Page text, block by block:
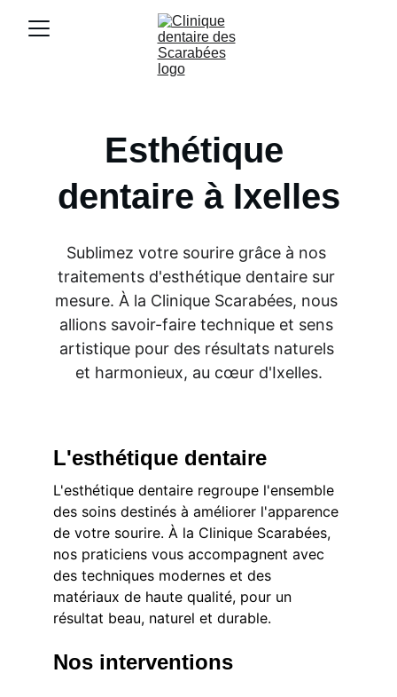
Esthétique
dentaire à Ixelles
Sublimez votre sourire grâce à nos
traitements d'esthétique dentaire sur
mesure. À la Clinique Scarabées, nous
allions savoir-faire technique et sens
artistique pour des résultats naturels
et harmonieux, au cœur d'Ixelles.
L'esthétique dentaire
L'esthétique dentaire regroupe l'ensemble
des soins destinés à améliorer l'apparence
de votre sourire. À la Clinique Scarabées,
nos praticiens vous accompagnent avec
des techniques modernes et des
matériaux de haute qualité, pour un
résultat beau, naturel et durable.
Nos interventions